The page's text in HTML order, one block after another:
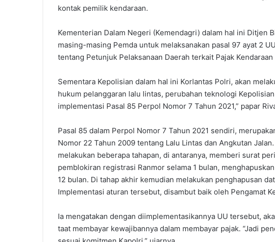
kontak pemilik kendaraan.
Kementerian Dalam Negeri (Kemendagri) dalam hal ini Ditjen
masing-masing Pemda untuk melaksanakan pasal 97 ayat 2
tentang Petunjuk Pelaksanaan Daerah terkait Pajak
Sementara Kepolisian dalam hal ini Korlantas Polri, akan
hukum pelanggaran lalu lintas, perubahan teknologi
implementasi Pasal 85 Perpol Nomor 7 Tahun 2021,” papar
Pasal 85 dalam Perpol Nomor 7 Tahun 2021 sendiri,
Nomor 22 Tahun 2009 tentang Lalu Lintas dan Angkutan
melakukan beberapa tahapan, di antaranya, memberi surat
pemblokiran registrasi Ranmor selama 1 bulan,
12 bulan. Di tahap akhir kemudian melakukan penghapusan
Implementasi aturan tersebut, disambut baik oleh Pengamat
Ia mengatakan dengan diimplementasikannya UU tersebut,
taat membayar kewajibannya dalam membayar pajak. “Jadi